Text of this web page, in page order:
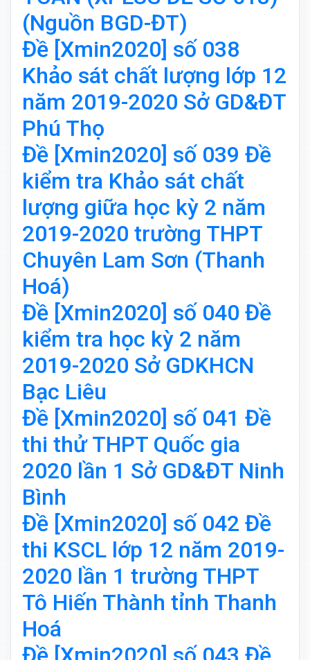
(Nguồn BGD-ĐT)
Đề [Xmin2020] số 038
Khảo sát chất lượng lớp 12
năm 2019-2020 Sở GD&ĐT
Phú Thọ
Đề [Xmin2020] số 039 Đề
kiểm tra Khảo sát chất
lượng giữa học kỳ 2 năm
2019-2020 trường THPT
Chuyên Lam Sơn (Thanh
Hoá)
Đề [Xmin2020] số 040 Đề
kiểm tra học kỳ 2 năm
2019-2020 Sở GDKHCN
Bạc Liêu
Đề [Xmin2020] số 041 Đề
thi thử THPT Quốc gia
2020 lần 1 Sở GD&ĐT Ninh
Bình
Đề [Xmin2020] số 042 Đề
thi KSCL lớp 12 năm 2019-
2020 lần 1 trường THPT
Tô Hiến Thành tỉnh Thanh
Hoá